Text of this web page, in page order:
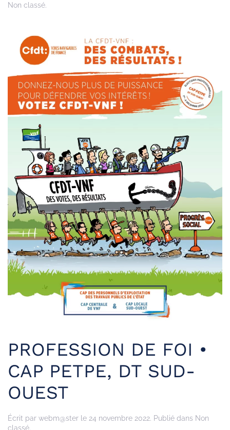
Non classé.
PROFESSION DE FOI •
CAP PETPE, DT SUD-
OUEST
Écrit par webm@ster le 24 novembre 2022. Publié dans Non
classé.